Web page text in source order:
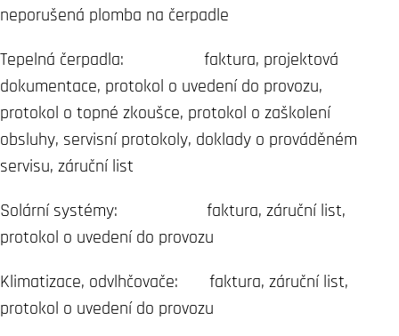
neporušená plomba na čerpadle
Tepelná čerpadla: faktura, projektová
dokumentace, protokol o uvedení do provozu,
protokol o topné zkoušce, protokol o zaškolení
obsluhy, servisní protokoly, doklady o prováděném
servisu, záruční list
Solární systémy: faktura, záruční list,
protokol o uvedení do provozu
Klimatizace, odvlhčovače: faktura, záruční list,
protokol o uvedení do provozu